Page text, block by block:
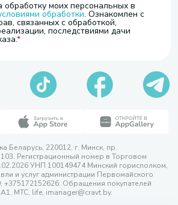
моих персональных в
обработки. Ознакомлен с
связанных с обработкой,
последствиями дачи
Беларусь, 220012, г. Минск, пр.
Регистрационный номер в Торговом
УНП 100149474 Минский горисполком,
и услуг администрации Первомайского
+375172152626. Обращения покупателей
МТС, life, imanager@cravt.by.